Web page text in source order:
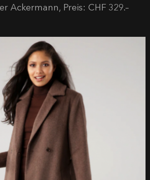
Ackermann, Preis: CHF 329.–